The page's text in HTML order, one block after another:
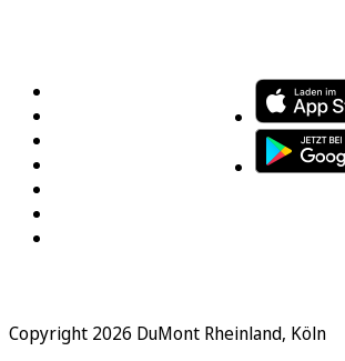
Copyright 2026 DuMont Rheinland, Köln